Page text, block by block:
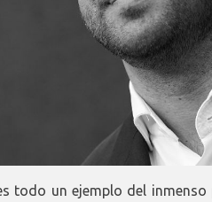
todo un ejemplo del